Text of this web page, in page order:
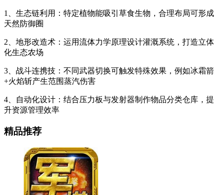
1、生态链利用：特定植物能吸引草食生物，合理布局可形成
天然防御圈
2、地形改造术：运用流体力学原理设计灌溉系统，打造立体
化生态农场
3、战斗连携技：不同武器切换可触发特殊效果，例如冰霜箭
+火焰斩产生范围蒸汽伤害
4、自动化设计：结合压力板与发射器制作物品分类仓库，提
升资源管理效率
精品推荐